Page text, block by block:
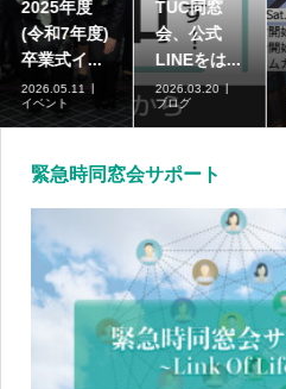
2025年度
(令和7年度)
卒業式イ...
2026.05.11
イベント
TUC同窓
会、公式
LINEをは...
2026.03.20
ブログ
緊急時同窓会サポート